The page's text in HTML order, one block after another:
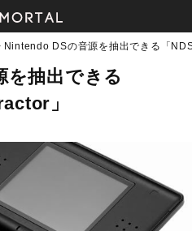
Nintendo DSの音源を抽出できる「
抽出できる
」